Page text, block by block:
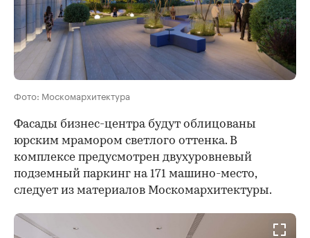
Фото: Москомархитектура
Фасады бизнес-центра будут облицованы
юрским мрамором светлого оттенка. В
комплексе предусмотрен двухуровневый
подземный паркинг на 171 машино-место,
следует из материалов Москомархитектуры.